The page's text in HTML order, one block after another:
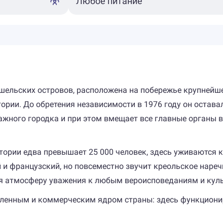
островов, расположена на побережье
До обретения независимости в 1976 году он
городка и при этом вмещает все главные органы
едва превышает 25 000 человек, здесь
французский, но повсеместно звучит креольское
атмосферу уважения к любым вероисповеданиям и
и коммерческим ядром страны: здесь